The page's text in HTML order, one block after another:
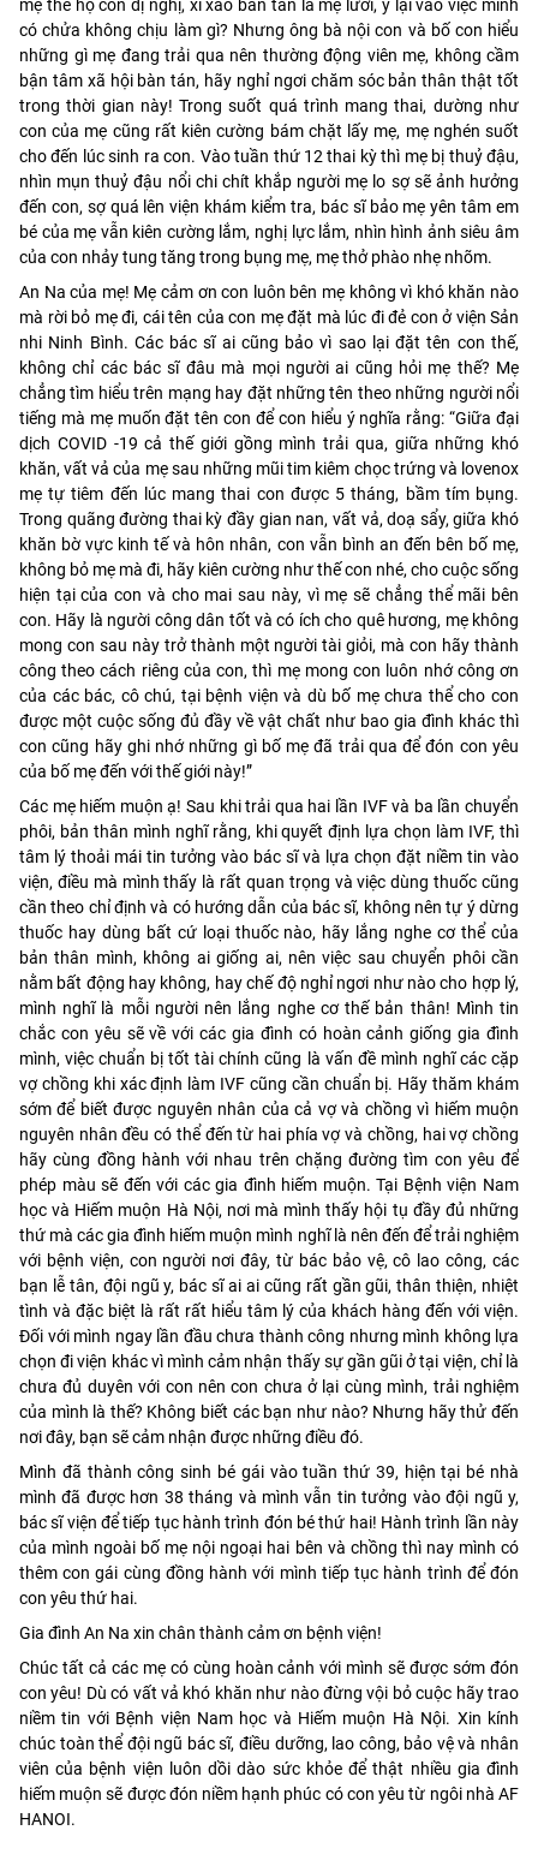
mẹ thế họ còn dị nghị, xì xào bàn tán là mẹ lười, ỷ lại vào việc mình
có chửa không chịu làm gì? Nhưng ông bà nội con và bố con hiểu
những gì mẹ đang trải qua nên thường động viên mẹ, không cầm
bận tâm xã hội bàn tán, hãy nghỉ ngơi chăm sóc bản thân thật tốt
trong thời gian này! Trong suốt quá trình mang thai, dường như
con của mẹ cũng rất kiên cường bám chặt lấy mẹ, mẹ nghén suốt
cho đến lúc sinh ra con. Vào tuần thứ 12 thai kỳ thì mẹ bị thuỷ đậu,
nhìn mụn thuỷ đậu nổi chi chít khắp người mẹ lo sợ sẽ ảnh hưởng
đến con, sợ quá lên viện khám kiểm tra, bác sĩ bảo mẹ yên tâm em
bé của mẹ vẫn kiên cường lắm, nghị lực lắm, nhìn hình ảnh siêu âm
của con nhảy tung tăng trong bụng mẹ, mẹ thở phào nhẹ nhõm.
An Na của mẹ! Mẹ cảm ơn con luôn bên mẹ không vì khó khăn nào
mà rời bỏ mẹ đi, cái tên của con mẹ đặt mà lúc đi đẻ con ở viện Sản
nhi Ninh Bình. Các bác sĩ ai cũng bảo vì sao lại đặt tên con thế,
không chỉ các bác sĩ đâu mà mọi người ai cũng hỏi mẹ thế? Mẹ
chẳng tìm hiểu trên mạng hay đặt những tên theo những người nổi
tiếng mà mẹ muốn đặt tên con để con hiểu ý nghĩa rằng: “Giữa đại
dịch COVID -19 cả thế giới gồng mình trải qua, giữa những khó
khăn, vất vả của mẹ sau những mũi tim kiêm chọc trứng và lovenox
mẹ tự tiêm đến lúc mang thai con được 5 tháng, bầm tím bụng.
Trong quãng đường thai kỳ đầy gian nan, vất vả, doạ sẩy, giữa khó
khăn bờ vực kinh tế và hôn nhân, con vẫn bình an đến bên bố mẹ,
không bỏ mẹ mà đi, hãy kiên cường như thế con nhé, cho cuộc sống
hiện tại của con và cho mai sau này, vì mẹ sẽ chẳng thể mãi bên
con. Hãy là người công dân tốt và có ích cho quê hương, mẹ không
mong con sau này trở thành một người tài giỏi, mà con hãy thành
công theo cách riêng của con, thì mẹ mong con luôn nhớ công ơn
của các bác, cô chú, tại bệnh viện và dù bố mẹ chưa thể cho con
được một cuộc sống đủ đầy về vật chất như bao gia đình khác thì
con cũng hãy ghi nhớ những gì bố mẹ đã trải qua để đón con yêu
của bố mẹ đến với thế giới này!”
Các mẹ hiếm muộn ạ! Sau khi trải qua hai lần IVF và ba lần chuyển
phôi, bản thân mình nghĩ rằng, khi quyết định lựa chọn làm IVF, thì
tâm lý thoải mái tin tưởng vào bác sĩ và lựa chọn đặt niềm tin vào
viện, điều mà mình thấy là rất quan trọng và việc dùng thuốc cũng
cần theo chỉ định và có hướng dẫn của bác sĩ, không nên tự ý dừng
thuốc hay dùng bất cứ loại thuốc nào, hãy lắng nghe cơ thể của
bản thân mình, không ai giống ai, nên việc sau chuyển phôi cần
nằm bất động hay không, hay chế độ nghỉ ngơi như nào cho hợp lý,
mình nghĩ là mỗi người nên lắng nghe cơ thế bản thân! Mình tin
chắc con yêu sẽ về với các gia đình có hoàn cảnh giống gia đình
mình, việc chuẩn bị tốt tài chính cũng là vấn đề mình nghĩ các cặp
vợ chồng khi xác định làm IVF cũng cần chuẩn bị. Hãy thăm khám
sớm để biết được nguyên nhân của cả vợ và chồng vì hiếm muộn
nguyên nhân đều có thể đến từ hai phía vợ và chồng, hai vợ chồng
hãy cùng đồng hành với nhau trên chặng đường tìm con yêu để
phép màu sẽ đến với các gia đình hiếm muộn. Tại Bệnh viện Nam
học và Hiếm muộn Hà Nội, nơi mà mình thấy hội tụ đầy đủ những
thứ mà các gia đình hiếm muộn mình nghĩ là nên đến để trải nghiệm
với bệnh viện, con người nơi đây, từ bác bảo vệ, cô lao công, các
bạn lễ tân, đội ngũ y, bác sĩ ai ai cũng rất gần gũi, thân thiện, nhiệt
tình và đặc biệt là rất rất hiểu tâm lý của khách hàng đến với viện.
Đối với mình ngay lần đầu chưa thành công nhưng mình không lựa
chọn đi viện khác vì mình cảm nhận thấy sự gần gũi ở tại viện, chỉ là
chưa đủ duyên với con nên con chưa ở lại cùng mình, trải nghiệm
của mình là thế? Không biết các bạn như nào? Nhưng hãy thử đến
nơi đây, bạn sẽ cảm nhận được những điều đó.
Mình đã thành công sinh bé gái vào tuần thứ 39, hiện tại bé nhà
mình đã được hơn 38 tháng và mình vẫn tin tưởng vào đội ngũ y,
bác sĩ viện để tiếp tục hành trình đón bé thứ hai! Hành trình lần này
của mình ngoài bố mẹ nội ngoại hai bên và chồng thì nay mình có
thêm con gái cùng đồng hành với mình tiếp tục hành trình để đón
con yêu thứ hai.
Gia đình An Na xin chân thành cảm ơn bệnh viện!
Chúc tất cả các mẹ có cùng hoàn cảnh với mình sẽ được sớm đón
con yêu! Dù có vất vả khó khăn như nào đừng vội bỏ cuộc hãy trao
niềm tin với Bệnh viện Nam học và Hiếm muộn Hà Nội. Xin kính
chúc toàn thể đội ngũ bác sĩ, điều dưỡng, lao công, bảo vệ và nhân
viên của bệnh viện luôn dồi dào sức khỏe để thật nhiều gia đình
hiếm muộn sẽ được đón niềm hạnh phúc có con yêu từ ngôi nhà AF
HANOI.